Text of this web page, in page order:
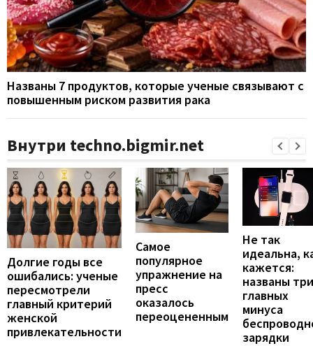
Названы 7 продуктов, которые ученые связывают с
повышенным риском развития рака
Внутри techno.bigmir.net
Долгие годы все
ошибались: ученые
пересмотрели
главный критерий
женской
привлекательности
Самое
популярное
упражнение на
пресс
оказалось
переоцененным
Не так
идеальна,
кажется:
названы три
главных
минуса
зарядки